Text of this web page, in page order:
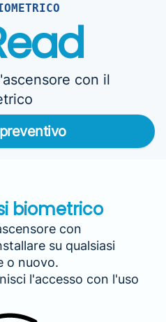
con il
biometrico
con
su qualsiasi
o nuovo.
l'accesso con l'uso